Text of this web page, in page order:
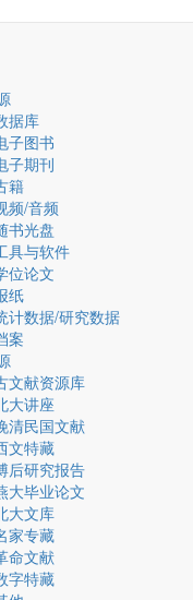
据库
子图书
子期刊
籍
频/音频
书光盘
具与软件
位论文
纸
计数据/研究数据
案
文献资源库
大讲座
清民国文献
文特藏
后研究报告
大毕业论文
大文库
家专藏
命文献
字特藏